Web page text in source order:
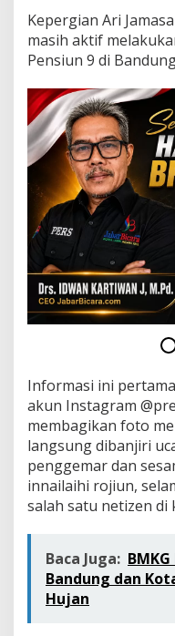
Kepergian Ari
masih aktif
Pensiun 9 di
Informasi ini
akun Instagram
membagikan foto
langsung dibanjiri
penggemar dan
innailaihi rojiun,
salah satu netizen
Baca Juga:
Bandung dan
Hujan